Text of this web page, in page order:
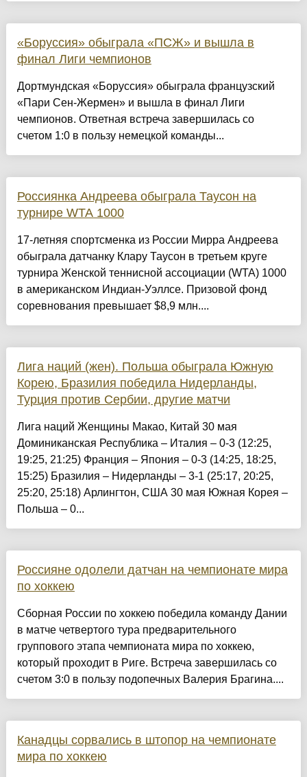
«Боруссия» обыграла «ПСЖ» и вышла в
финал Лиги чемпионов
Дортмундская «Боруссия» обыграла французский
«Пари Сен-Жермен» и вышла в финал Лиги
чемпионов. Ответная встреча завершилась со
счетом 1:0 в пользу немецкой команды...
Россиянка Андреева обыграла Таусон на
турнире WTA 1000
17-летняя спортсменка из России Мирра Андреева
обыграла датчанку Клару Таусон в третьем круге
турнира Женской теннисной ассоциации (WTA) 1000
в американском Индиан-Уэллсе. Призовой фонд
соревнования превышает $8,9 млн....
Лига наций (жен). Польша обыграла Южную
Корею, Бразилия победила Нидерланды,
Турция против Сербии, другие матчи
Лига наций Женщины Макао, Китай 30 мая
Доминиканская Республика – Италия – 0-3 (12:25,
19:25, 21:25) Франция – Япония – 0-3 (14:25, 18:25,
15:25) Бразилия – Нидерланды – 3-1 (25:17, 20:25,
25:20, 25:18) Арлингтон, США 30 мая Южная Корея –
Польша – 0...
Россияне одолели датчан на чемпионате мира
по хоккею
Сборная России по хоккею победила команду Дании
в матче четвертого тура предварительного
группового этапа чемпионата мира по хоккею,
который проходит в Риге. Встреча завершилась со
счетом 3:0 в пользу подопечных Валерия Брагина....
Канадцы сорвались в штопор на чемпионате
мира по хоккею